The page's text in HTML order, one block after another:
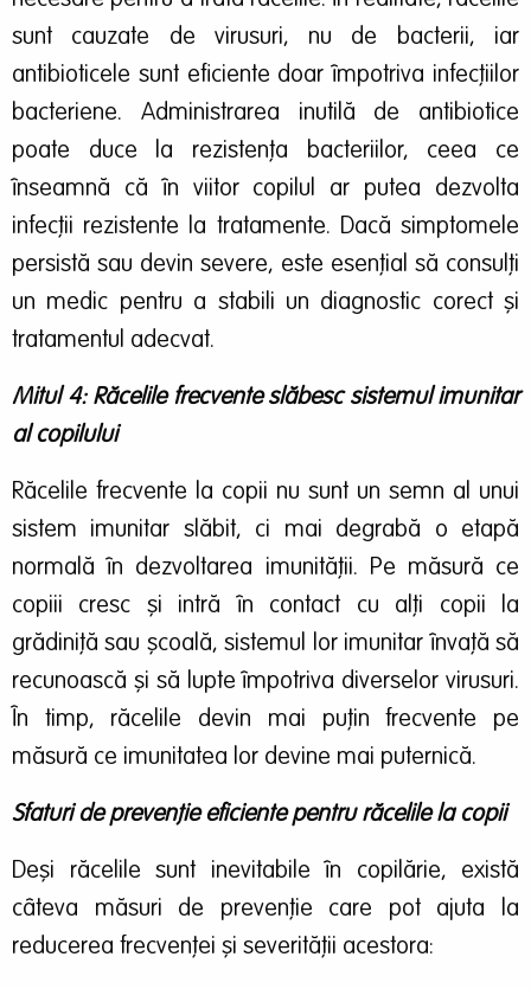
sunt cauzate de virusuri, nu de bacterii, iar
antibioticele sunt eficiente doar împotriva infecțiilor
bacteriene. Administrarea inutilă de antibiotice
poate duce la rezistența bacteriilor, ceea ce
înseamnă că în viitor copilul ar putea dezvolta
infecții rezistente la tratamente. Dacă simptomele
persistă sau devin severe, este esențial să consulți
un medic pentru a stabili un diagnostic corect și
tratamentul adecvat.
Mitul 4: Răcelile frecvente slăbesc sistemul imunitar
al copilului
Răcelile frecvente la copii nu sunt un semn al unui
sistem imunitar slăbit, ci mai degrabă o etapă
normală în dezvoltarea imunității. Pe măsură ce
copiii cresc și intră în contact cu alți copii la
grădiniță sau școală, sistemul lor imunitar învață să
recunoască și să lupte împotriva diverselor virusuri.
În timp, răcelile devin mai puțin frecvente pe
măsură ce imunitatea lor devine mai puternică.
Sfaturi de prevenție eficiente pentru răcelile la copii
Deși răcelile sunt inevitabile în copilărie, există
câteva măsuri de prevenție care pot ajuta la
reducerea frecvenței și severității acestora: